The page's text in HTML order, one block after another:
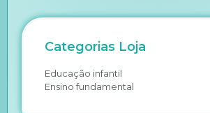
Categorias Loja
Educação infantil
Ensino fundamental